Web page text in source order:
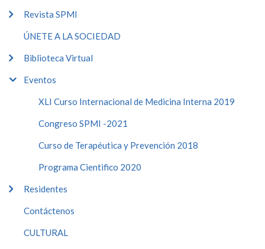
Revista SPMI
ÚNETE A LA SOCIEDAD
Biblioteca Virtual
Eventos
XLI Curso Internacional de Medicina Interna 2019
Congreso SPMI -2021
Curso de Terapéutica y Prevención 2018
Programa Cientifico 2020
Residentes
Contáctenos
CULTURAL